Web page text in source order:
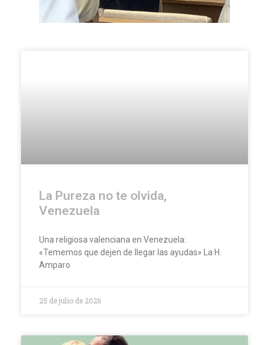
La Pureza no te olvida,
Venezuela
Una religiosa valenciana en Venezuela:
«Tememos que dejen de llegar las ayudas» La H.
Amparo
25 de julio de 2026